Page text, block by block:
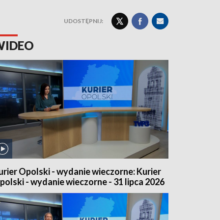
UDOSTĘPNIJ:
Opolski - wydanie wieczorne: Kurier
- wydanie wieczorne - 31 lipca 2026